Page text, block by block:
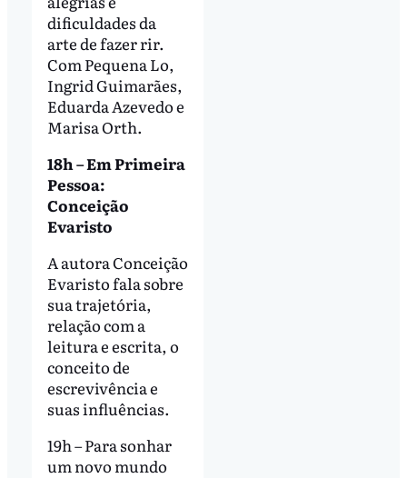
dificuldades da
arte de fazer rir.
Com Pequena Lo,
Ingrid Guimarães,
Eduarda Azevedo e
Marisa Orth.
18h – Em Primeira
Pessoa:
Conceição
Evaristo
A autora Conceição
Evaristo fala sobre
sua trajetória,
relação com a
leitura e escrita, o
conceito de
escrevivência e
suas influências.
19h – Para sonhar
um novo mundo